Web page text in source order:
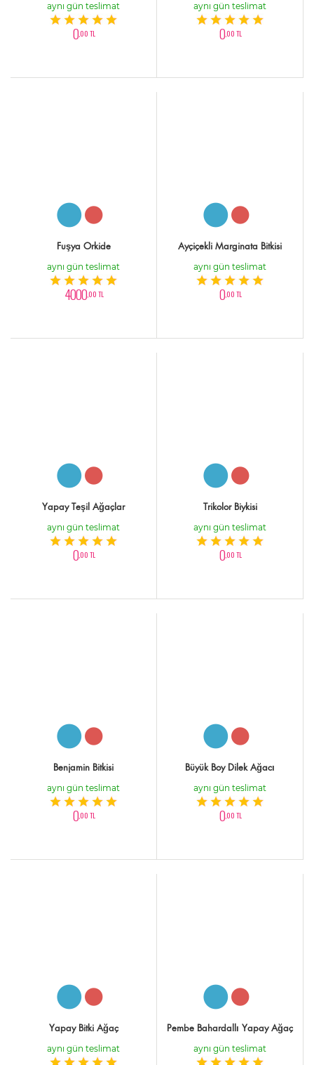
aynı gün teslimat
0,00 TL
aynı gün teslimat
0,00 TL
Fuşya Orkide
aynı gün teslimat
4000,00 TL
Ayçiçekli Marginata Bitkisi
aynı gün teslimat
0,00 TL
Yapay Teşil Ağaçlar
aynı gün teslimat
0,00 TL
Trikolor Biykisi
aynı gün teslimat
0,00 TL
Benjamin Bitkisi
aynı gün teslimat
0,00 TL
Büyük Boy Dilek Ağacı
aynı gün teslimat
0,00 TL
Yapay Bitki Ağaç
aynı gün teslimat
Pembe Bahardallı Yapay Ağaç
aynı gün teslimat